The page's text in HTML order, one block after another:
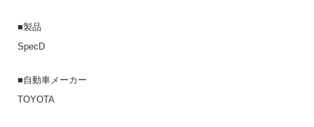
■製品
SpecD
■自動車メーカー
TOYOTA